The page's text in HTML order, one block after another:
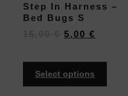
Step In Harness –
Bed Bugs S
5,00 €
Select options